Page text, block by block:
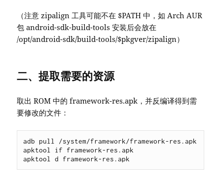
（注意 zipalign 工具可能不在 $PATH 中，如 Arch AUR
包 android-sdk-build-tools 安装后会放在
/opt/android-sdk/build-tools/$pkgver/zipalign）
二、提取需要的资源
取出 ROM 中的 framework-res.apk，并反编译得到需
要修改的文件：
adb pull /system/framework/framework-res.apk
apktool if framework-res.apk